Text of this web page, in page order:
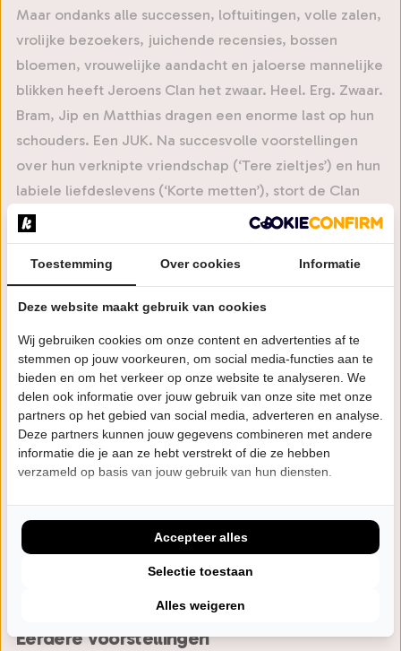
Maar ondanks alle successen, loftuitingen, volle zalen,
vrolijke bezoekers, juichende recensies, bossen
bloemen, vrouwelijke aandacht en jaloerse mannelijke
blikken heeft Jeroens Clan het zwaar. Heel. Erg. Zwaar.
Bram, Jip en Matthias dragen een enorme last op hun
schouders. Een JUK. Na succesvolle voorstellingen
over hun verknipte vriendschap (‘Tere zieltjes’) en hun
labiele liefdeslevens (‘Korte metten’), stort de Clan
zich in ‘JUK’ op alles waar we onder gebukt gaan.
Bram Kroon, Matthias Tuns en Jip de Poorter zoeken
daarin naar de oorzaken van al hun leed, trauma’s,
tegenslagen en tekortkomingen. Naar wie kunnen de
mannen, nu ze de dertig gepasseerd zijn, nog met een
beschuldigend vingertje wijzen? Hun ouders? De rest
van de wereld? Of toch vooral elkaar? ‘JUK’ wordt
weer muzikaal, slim, kwetsbaar en bovenal
supergrappig zapcabaret vol scherpe dialogen,
waarbij het drietal als vanouds een geraffineerd
partijtje met ironie speelt. De lach blijft gegarandeerd
nog uren op je gezicht staan, want ja, ja: “Jeroens Clan
mag een sensatie worden genoemd.” (De Telegraaf).
regie: Martijn Bouwman
Eerdere voorstellingen
Toestemming Over cookies Informatie
Deze website maakt gebruik van cookies
Wij gebruiken cookies om onze content en advertenties af te
stemmen op jouw voorkeuren, om social media-functies aan te
bieden en om het verkeer op onze website te analyseren. We
delen ook informatie over jouw gebruik van onze site met onze
partners op het gebied van social media, adverteren en analyse.
Deze partners kunnen jouw gegevens combineren met andere
informatie die je aan ze hebt verstrekt of die ze hebben
verzameld op basis van jouw gebruik van hun diensten.
Alles weigeren
Selectie toestaan
Accepteer alles